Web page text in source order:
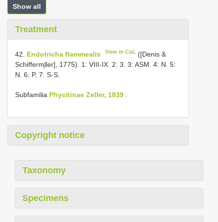
Show all
Treatment
42. Endotricha flammealis View in CoL ([Denis &
Schifferm̧ller], 1775). 1: VIII-IX. 2: 3. 3: ASM. 4: N. 5:
N. 6: P. 7: S-S.
Subfamilia Phycitinae Zeller, 1839
Copyright notice
Taxonomy
Specimens